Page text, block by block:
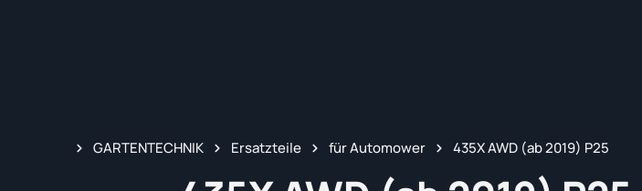
GARTENTECHNIK Ersatzteile für Automower 435X AWD (ab 2019) P25